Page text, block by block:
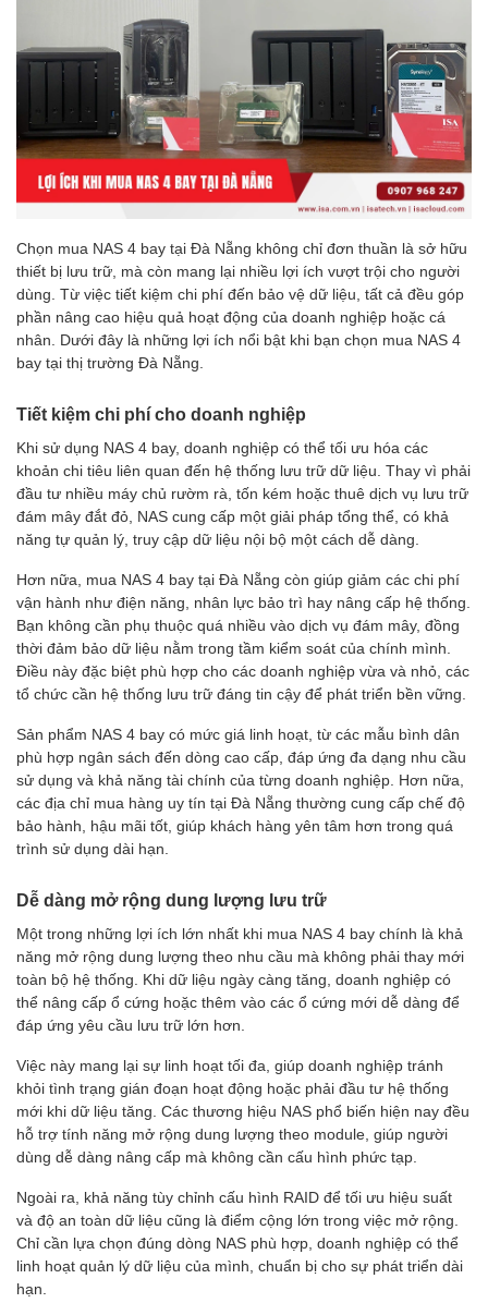
Chọn mua NAS 4 bay tại Đà Nẵng không chỉ đơn thuần là sở hữu
thiết bị lưu trữ, mà còn mang lại nhiều lợi ích vượt trội cho người
dùng. Từ việc tiết kiệm chi phí đến bảo vệ dữ liệu, tất cả đều góp
phần nâng cao hiệu quả hoạt động của doanh nghiệp hoặc cá
nhân. Dưới đây là những lợi ích nổi bật khi bạn chọn mua NAS 4
bay tại thị trường Đà Nẵng.
Tiết kiệm chi phí cho doanh nghiệp
Khi sử dụng NAS 4 bay, doanh nghiệp có thể tối ưu hóa các
khoản chi tiêu liên quan đến hệ thống lưu trữ dữ liệu. Thay vì phải
đầu tư nhiều máy chủ rườm rà, tốn kém hoặc thuê dịch vụ lưu trữ
đám mây đắt đỏ, NAS cung cấp một giải pháp tổng thể, có khả
năng tự quản lý, truy cập dữ liệu nội bộ một cách dễ dàng.
Hơn nữa, mua NAS 4 bay tại Đà Nẵng còn giúp giảm các chi phí
vận hành như điện năng, nhân lực bảo trì hay nâng cấp hệ thống.
Bạn không cần phụ thuộc quá nhiều vào dịch vụ đám mây, đồng
thời đảm bảo dữ liệu nằm trong tầm kiểm soát của chính mình.
Điều này đặc biệt phù hợp cho các doanh nghiệp vừa và nhỏ, các
tổ chức cần hệ thống lưu trữ đáng tin cậy để phát triển bền vững.
Sản phẩm NAS 4 bay có mức giá linh hoạt, từ các mẫu bình dân
phù hợp ngân sách đến dòng cao cấp, đáp ứng đa dạng nhu cầu
sử dụng và khả năng tài chính của từng doanh nghiệp. Hơn nữa,
các địa chỉ mua hàng uy tín tại Đà Nẵng thường cung cấp chế độ
bảo hành, hậu mãi tốt, giúp khách hàng yên tâm hơn trong quá
trình sử dụng dài hạn.
Dễ dàng mở rộng dung lượng lưu trữ
Một trong những lợi ích lớn nhất khi mua NAS 4 bay chính là khả
năng mở rộng dung lượng theo nhu cầu mà không phải thay mới
toàn bộ hệ thống. Khi dữ liệu ngày càng tăng, doanh nghiệp có
thể nâng cấp ổ cứng hoặc thêm vào các ổ cứng mới dễ dàng để
đáp ứng yêu cầu lưu trữ lớn hơn.
Việc này mang lại sự linh hoạt tối đa, giúp doanh nghiệp tránh
khỏi tình trạng gián đoạn hoạt động hoặc phải đầu tư hệ thống
mới khi dữ liệu tăng. Các thương hiệu NAS phổ biến hiện nay đều
hỗ trợ tính năng mở rộng dung lượng theo module, giúp người
dùng dễ dàng nâng cấp mà không cần cấu hình phức tạp.
Ngoài ra, khả năng tùy chỉnh cấu hình RAID để tối ưu hiệu suất
và độ an toàn dữ liệu cũng là điểm cộng lớn trong việc mở rộng.
Chỉ cần lựa chọn đúng dòng NAS phù hợp, doanh nghiệp có thể
linh hoạt quản lý dữ liệu của mình, chuẩn bị cho sự phát triển dài
hạn.